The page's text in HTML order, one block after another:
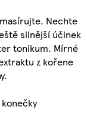
Nechte
silnější účinek
tonikum. Mírné
z kořene